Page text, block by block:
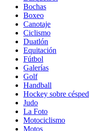
Bochas
Boxeo
Canotaje
Ciclismo
Duatlón
Equitación
Fútbol
Galerías
Golf
Handball
Hockey sobre césped
Judo
La Foto
Motociclismo
Motos